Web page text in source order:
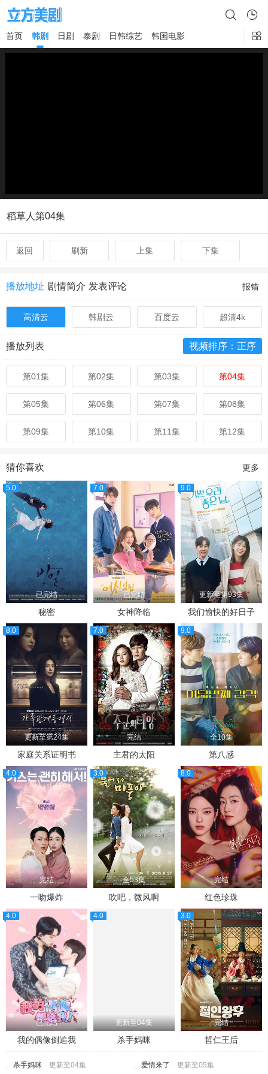
首页 韩剧 日剧 泰剧 日韩综艺 韩国电影
稻草人第04集
返回 刷新 上集 下集
播放地址 剧情简介 发表评论 报错
高清云 韩剧云 百度云 超清4k
播放列表 视频排序：正序
第01集 第02集 第03集 第04集
第05集 第06集 第07集 第08集
第09集 第10集 第11集 第12集
猜你喜欢 更多
5.0
已完结
秘密
7.0
已完结
女神降临
9.0
更新至第93集
我们愉快的好日子
8.0
更新至第24集
家庭关系证明书
7.0
完结
主君的太阳
9.0
全10集
第八感
4.0
完结
一吻爆炸
3.0
全53集
吹吧，微风啊
8.0
完结
红色珍珠
4.0
已完结
我的偶像倒追我
4.0
更新至04集
杀手妈咪
3.0
完结
哲仁王后
杀手妈咪 - 更新至04集 爱情来了 - 更新至05集